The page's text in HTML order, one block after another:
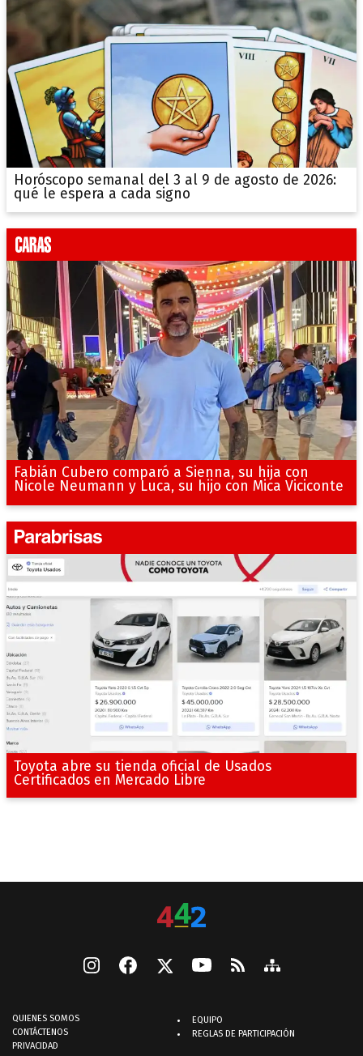
Horóscopo semanal del 3 al 9 de agosto de 2026:
qué le espera a cada signo
Fabián Cubero comparó a Sienna, su hija con
Nicole Neumann y Luca, su hijo con Mica Viciconte
Toyota abre su tienda oficial de Usados
Certificados en Mercado Libre
QUIENES SOMOS
CONTÁCTENOS
PRIVACIDAD
EQUIPO
REGLAS DE PARTICIPACIÓN